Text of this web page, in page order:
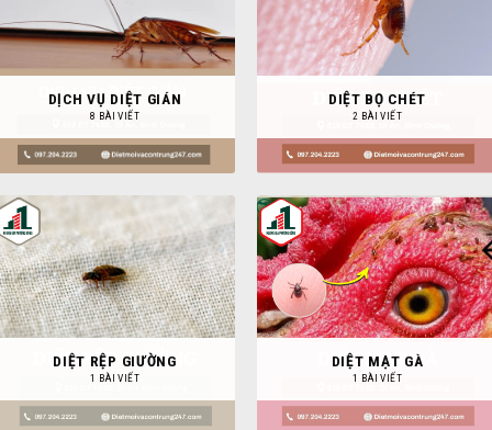
DỊCH VỤ DIỆT GIÁN
8 BÀI VIẾT
DIỆT BỌ CHÉT
2 BÀI VIẾT
DIỆT RỆP GIƯỜNG
1 BÀI VIẾT
DIỆT MẠT GÀ
1 BÀI VIẾT